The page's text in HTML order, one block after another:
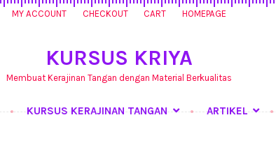
MY ACCOUNT CHECKOUT CART HOMEPAGE
KURSUS KRIYA
Membuat Kerajinan Tangan dengan Material Berkualitas
KURSUS KERAJINAN TANGAN ARTIKEL